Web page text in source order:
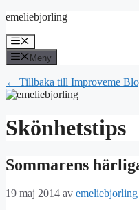
Hoppa
innehåll
emeliebjorling
Meny
Meny
← Tillbaka till Improveme
Skönhetstips
Sommarens
19 maj 2014 av emeliebjorling